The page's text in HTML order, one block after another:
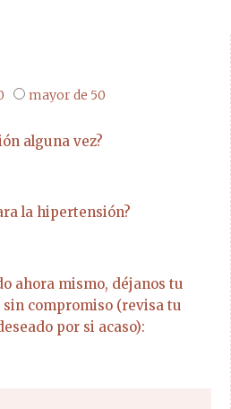
mayor de 50
alguna vez?
la hipertensión?
ahora mismo, déjanos tu
compromiso (revisa tu
por si acaso):